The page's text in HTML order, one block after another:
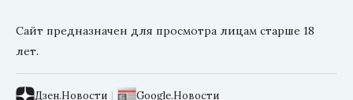
Сайт предназначен для просмотра лицам старше 18
лет.
Дзен.Новости | Google.Новости